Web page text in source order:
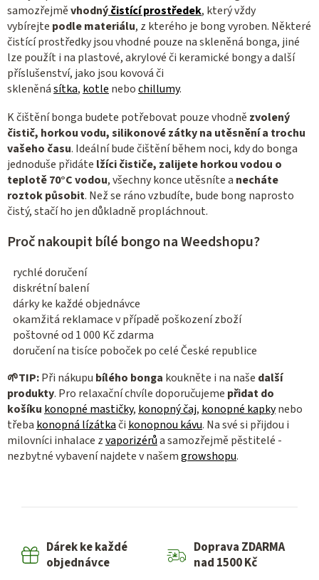
i
s
u
samozřejměvhodnýčistící prostředek, který vždy
vybírejte podle materiálu, z kterého je bong vyroben. Některé
čistící prostředky jsou vhodné pouze na skleněná bonga, jiné
lze použít i na plastové, akrylové či keramické bongy a další
příslušenství, jako jsou kovová či
skleněnásítka, kotle nebochillumy.
K čištění bonga budete potřebovat pouze vhodně zvolený
čistič, horkou vodu, silikonové zátky na utěsnění a trochu
vašeho času. Ideální bude čištění během noci, kdy do bonga
jednoduše přidáte lžíci čističe, zalijete horkou vodou o
teplotě 70°C vodou, všechny konce utěsníte a necháte
roztok působit. Než se ráno vzbudíte, bude bong naprosto
čistý, stačí ho jen důkladně propláchnout.
Proč nakoupit bílé bongo na Weedshopu?
rychlé doručení
diskrétní balení
dárky ke každé objednávce
okamžitá reklamace v případě poškození zboží
poštovné od 1 000 Kč zdarma
doručení na tisíce poboček po celé České republice
🌱TIP:Při nákupu bílého bonga koukněte i na naše další
produkty. Pro relaxační chvíle doporučujeme přidat do
košíku konopné mastičky, konopný čaj, konopné kapkynebo
třeba konopná lízátkači konopnou kávu. Na své si přijdou i
milovníci inhalace zvaporizérůa samozřejmě pěstitelé -
nezbytné vybavení najdete v našemgrowshopu.
Dárek ke každé
objednávce
Doprava ZDARMA
nad 1500 Kč